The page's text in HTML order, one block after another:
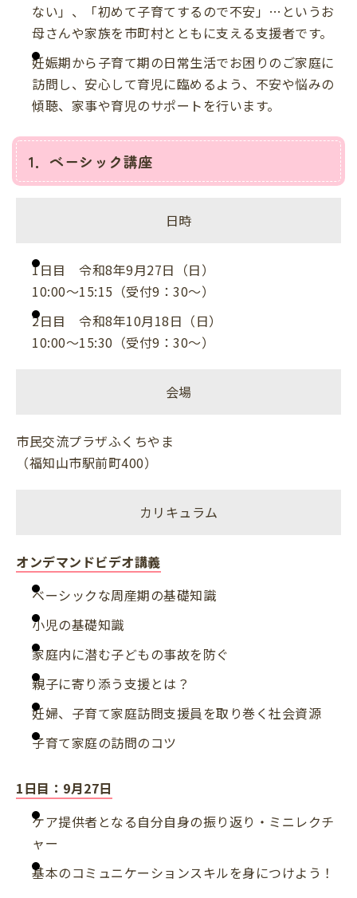
ない」、「初めて子育てするので不安」…というお
母さんや家族を市町村とともに支える支援者です。
妊娠期から子育て期の日常生活でお困りのご家庭に
訪問し、安心して育児に臨めるよう、不安や悩みの
傾聴、家事や育児のサポートを行います。
1．ベーシック講座
日時
1日目 令和8年9月27日（日）
10:00～15:15（受付9：30～）
2日目 令和8年10月18日（日）
10:00～15:30（受付9：30～）
会場
市民交流プラザふくちやま
（福知山市駅前町400）
カリキュラム
オンデマンドビデオ講義
ベーシックな周産期の基礎知識
小児の基礎知識
家庭内に潜む子どもの事故を防ぐ
親子に寄り添う支援とは？
妊婦、子育て家庭訪問支援員を取り巻く社会資源
子育て家庭の訪問のコツ
1日目：9月27日
ケア提供者となる自分自身の振り返り・ミニレクチ
ャー
基本のコミュニケーションスキルを身につけよう！